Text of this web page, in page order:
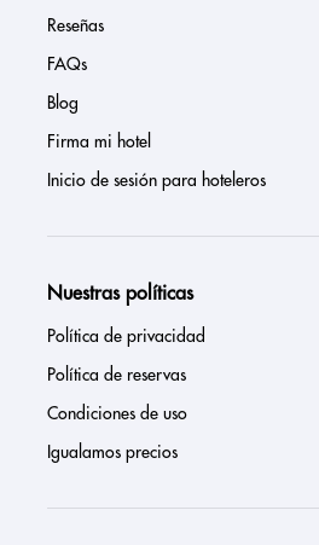
Reseñas
FAQs
Blog
Firma mi hotel
Inicio de sesión para hoteleros
Nuestras políticas
Política de privacidad
Política de reservas
Condiciones de uso
Igualamos precios